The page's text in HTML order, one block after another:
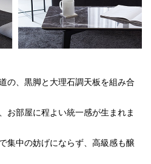
の、黒脚と大理石調天板を組み合
お部屋に程よい統一感が生まれま
集中の妨げにならず、高級感も醸